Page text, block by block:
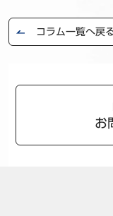
コラム一覧へ戻
お